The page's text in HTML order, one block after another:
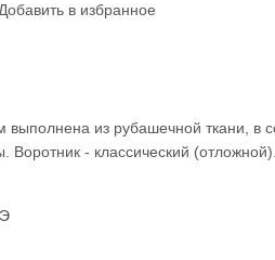
Добавить в избранное
выполнена из рубашечной ткани, в
Воротник - классический (отложной).